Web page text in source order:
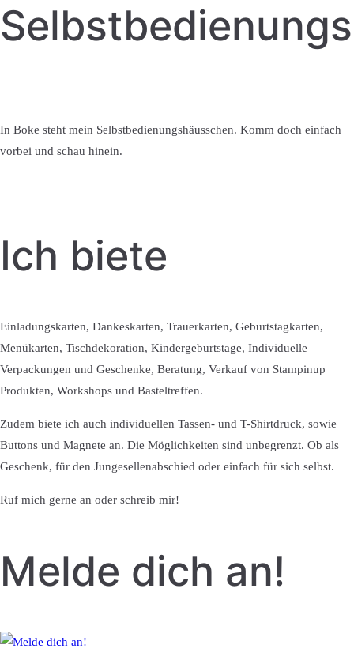
In Boke steht mein Selbstbedienungshäusschen. Komm doch einfach
vorbei und schau hinein.
Ich biete
Einladungskarten, Dankeskarten, Trauerkarten, Geburtstagkarten,
Menükarten, Tischdekoration, Kindergeburtstage, Individuelle
Verpackungen und Geschenke, Beratung, Verkauf von Stampinup
Produkten, Workshops und Basteltreffen.
Zudem biete ich auch individuellen Tassen- und T-Shirtdruck, sowie
Buttons und Magnete an. Die Möglichkeiten sind unbegrenzt. Ob als
Geschenk, für den Jungesellenabschied oder einfach für sich selbst.
Ruf mich gerne an oder schreib mir!
Melde dich an!